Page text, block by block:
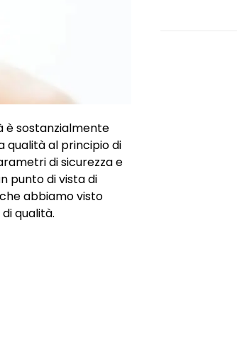
è sostanzialmente
qualità al principio di
di sicurezza e
punto di vista di
abbiamo visto
qualità.